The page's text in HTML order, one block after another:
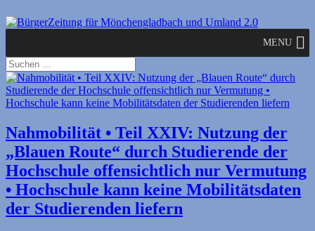
MENU
Nahmobilität • Teil XXIV: Nutzung der
„Blauen Route“ durch Studierende der
Hochschule offensichtlich nur Vermutung
• Hochschule kann keine Mobilitätsdaten
der Studierenden liefern